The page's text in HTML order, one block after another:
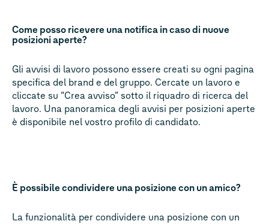
Come posso ricevere una notifica in caso di nuove
posizioni aperte?
Gli avvisi di lavoro possono essere creati su ogni pagina
specifica del brand e del gruppo. Cercate un lavoro e
cliccate su “Crea avviso” sotto il riquadro di ricerca del
lavoro. Una panoramica degli avvisi per posizioni aperte
è disponibile nel vostro profilo di candidato.
È possibile condividere una posizione con un amico?
La funzionalità per condividere una posizione con un